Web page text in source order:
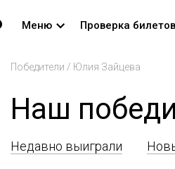
Меню Проверка билетов
Победители / Юлия Зайцева
Наш
Недавно выиграли